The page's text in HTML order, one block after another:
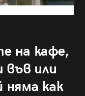
на кафе,
във или
няма как